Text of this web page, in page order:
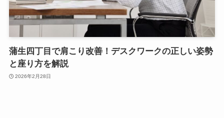
蒲生四丁目で肩こり改善！デスクワークの正しい姿勢
と座り方を解説
2026年2月28日